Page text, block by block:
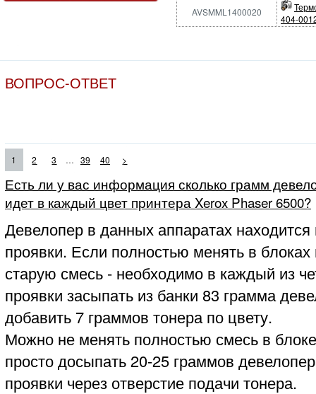
AVSMML1400020
404-
ВОПРОС-ОТВЕТ
1 2 3 ... 39 40 >
Есть ли у вас информация сколько грамм
идет в каждый цвет принтера Xerox Phaser 6500?
Девелопер в данных аппаратах находится
проявки. Если полностью менять в блоках
старую смесь - необходимо в каждый из
проявки засыпать из банки 83 грамма
добавить 7 граммов тонера по цвету.
Можно не менять полностью смесь в
просто досыпать 20-25 граммов
проявки через отверстие подачи тонера.